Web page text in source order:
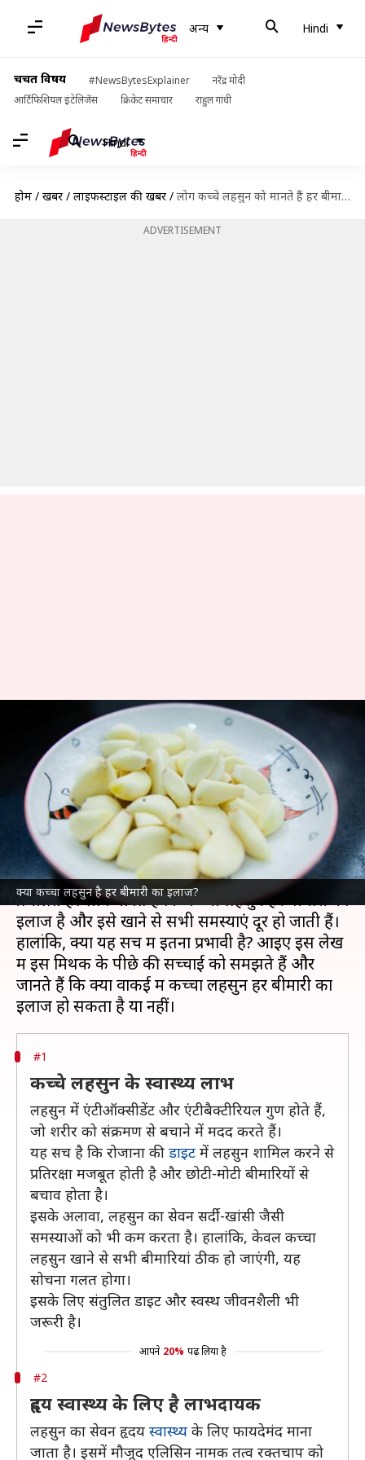
अन्य Hindi
चर्चित विषय #NewsBytesExplainer
नरेंद्र मोदी
आर्टिफिशियल इंटेलिजेंस
क्रिकेट समाचार राहुल गांधी
Hindi
होम / खबरें / लाइफस्टाइल की खबरें / लोग कच्चे लहसुन को मानते हैं हर बीमारी का इलाज, क्या यह मिथक है या सच्चाई?
ADVERTISEMENT
क्या कच्चा लहसुन है हर बीमारी का इलाज?
लोग कच्चे लहसुन को मानते हैं हर
बीमारी का इलाज, क्या यह मिथक है
या सच्चाई?
लेखन सयाली Oct 28, 2024 02:44 pm
क्या है खबर?
कच्चे लहसुन के सेवन के फायदों को लेकर कई मिथक
प्रचलित हैं। लोग मानते हैं कि कच्चा लहसुन हर बीमारी का
इलाज है और इसे खाने से सभी समस्याएं दूर हो जाती हैं।
हालांकि, क्या यह सच में इतना प्रभावी है? आइए इस लेख
में इस मिथक के पीछे की सच्चाई को समझते हैं और
जानते हैं कि क्या वाकई में कच्चा लहसुन हर बीमारी का
#1
कच्चे लहसुन के स्वास्थ्य लाभ
लहसुन में एंटीऑक्सीडेंट और एंटीबैक्टीरियल गुण होते हैं,
जो शरीर को संक्रमण से बचाने में मदद करते हैं।
यह सच है कि रोजाना की डाइट में लहसुन शामिल करने से
प्रतिरक्षा मजबूत होती है और छोटी-मोटी बीमारियों से
बचाव होता है।
इसके अलावा, लहसुन का सेवन सर्दी-खांसी जैसी
समस्याओं को भी कम करता है। हालांकि, केवल कच्चा
लहसुन खाने से सभी बीमारियां ठीक हो जाएंगी, यह
सोचना गलत होगा।
इसके लिए संतुलित डाइट और स्वस्थ जीवनशैली भी
जरूरी है।
आपने 20% पढ़ लिया है
#2
हृदय स्वास्थ्य के लिए है लाभदायक
लहसुन का सेवन हृदय स्वास्थ्य के लिए फायदेमंद माना
जाता है। इसमें मौजूद एलिसिन नामक तत्व रक्तचाप को